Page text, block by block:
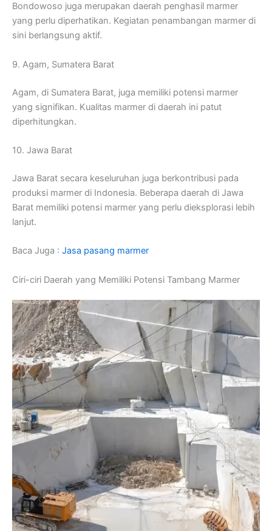
Bondowoso juga merupakan daerah penghasil marmer
yang perlu diperhatikan. Kegiatan penambangan marmer di
sini berlangsung aktif.
9. Agam, Sumatera Barat
Agam, di Sumatera Barat, juga memiliki potensi marmer
yang signifikan. Kualitas marmer di daerah ini patut
diperhitungkan.
10. Jawa Barat
Jawa Barat secara keseluruhan juga berkontribusi pada
produksi marmer di Indonesia. Beberapa daerah di Jawa
Barat memiliki potensi marmer yang perlu dieksplorasi lebih
lanjut.
Baca Juga : Jasa pasang marmer
Ciri-ciri Daerah yang Memiliki Potensi Tambang Marmer